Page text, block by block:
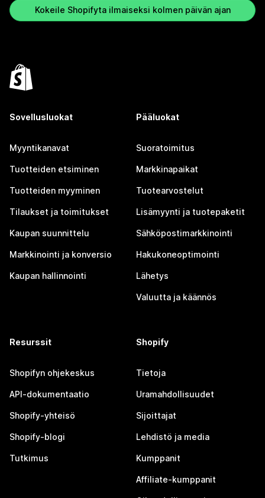
Kokeile Shopifyta ilmaiseksi kolmen päivän ajan
Sovellusluokat
Myyntikanavat
Tuotteiden etsiminen
Tuotteiden myyminen
Tilaukset ja toimitukset
Kaupan suunnittelu
Markkinointi ja konversio
Kaupan hallinnointi
Pääluokat
Suoratoimitus
Markkinapaikat
Tuotearvostelut
Lisämyynti ja tuotepaketit
Sähköpostimarkkinointi
Hakukoneoptimointi
Lähetys
Valuutta ja käännös
Resurssit
Shopifyn ohjekeskus
API-dokumentaatio
Shopify-yhteisö
Shopify-blogi
Tutkimus
Shopify
Tietoja
Uramahdollisuudet
Sijoittajat
Lehdistö ja media
Kumppanit
Affiliate-kumppanit